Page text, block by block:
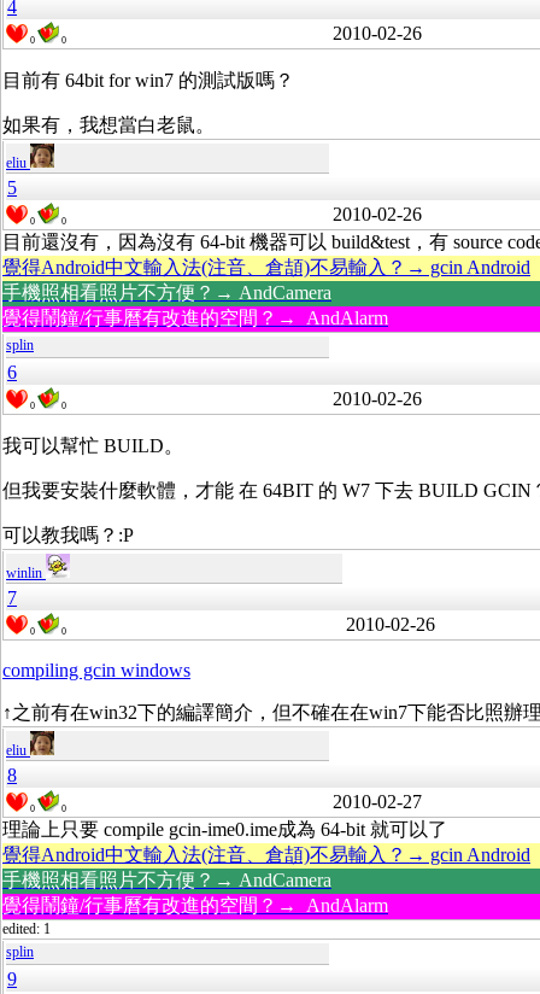
4
0 0 2010-02-26
目前有 64bit for win7 的測試版嗎？
如果有，我想當白老鼠。
eliu
5
0 0
2010-02-26
目前還沒有，因為沒有 64-bit 機器可以 build&test，有 source
覺得Android中文輸入法(注音、倉頡)不易輸入？→ gcin Android
手機照相看照片不方便？→ AndCamera
覺得鬧鐘/行事曆有改進的空間？→ AndAlarm
splin
6
0 0 2010-02-26
我可以幫忙 BUILD。
但我要安裝什麼軟體，才能 在 64BIT 的 W7 下去 BUILD GCIN
可以教我嗎？:P
winlin
7
0 0 2010-02-26
compiling gcin windows
↑之前有在win32下的編譯簡介，但不確在在win7下能否比照辦
eliu
8
0 0
2010-02-27
理論上只要 compile gcin-ime0.ime成為 64-bit 就可以了
覺得Android中文輸入法(注音、倉頡)不易輸入？→ gcin Android
手機照相看照片不方便？→ AndCamera
覺得鬧鐘/行事曆有改進的空間？→ AndAlarm
edited: 1
splin
9